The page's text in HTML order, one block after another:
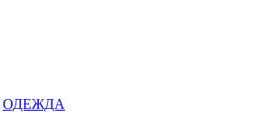
ОДЕЖДА